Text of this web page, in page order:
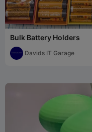
Bulk Battery Holders
Davids IT Garage